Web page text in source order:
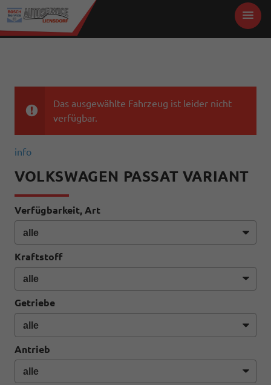
Das ausgewählte Fahrzeug ist leider nicht
verfügbar.
info
VOLKSWAGEN PASSAT VARIANT
Verfügbarkeit, Art
Kraftstoff
Getriebe
Antrieb